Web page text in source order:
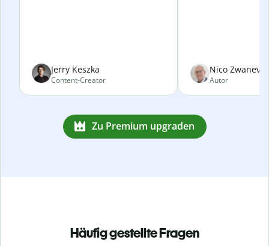
Jerry Keszka
Content-Creator
Nico
Autor
Zu Premium upgraden
Häufig gestellte Fragen